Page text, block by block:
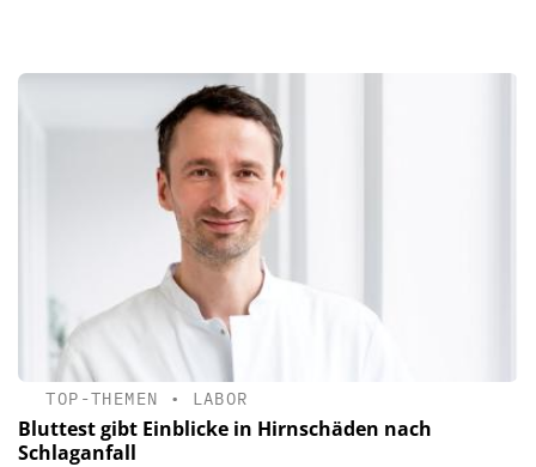
TOP-THEMEN • LABOR
Bluttest gibt Einblicke in Hirnschäden nach
Schlaganfall